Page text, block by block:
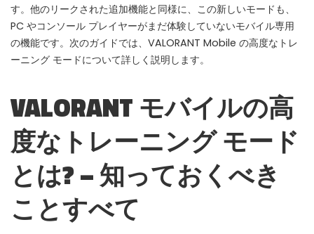
WHY JOIN THE CHANNEL?
▲COLLAPSE
💎
No subscription, no credit card required — ever
⚡ Tricks BEFORE website
Get exclusive codes and strategies before anyone else
す。他のリークされた追加機能と同様に、この新しいモードも、
PC やコンソール プレイヤーがまだ体験していないモバイル専用
の機能です。次のガイドでは、VALORANT Mobile の高度なトレ
ーニング モードについて詳しく説明します。
VALORANT モバイルの高
度なトレーニング モード
とは? – 知っておくべき
ことすべて